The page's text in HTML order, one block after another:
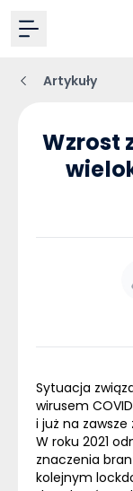
Artykuły
Wzrost
Sytuacja
wirusem
i już na
W roku 2021
znaczenia
kolejnym